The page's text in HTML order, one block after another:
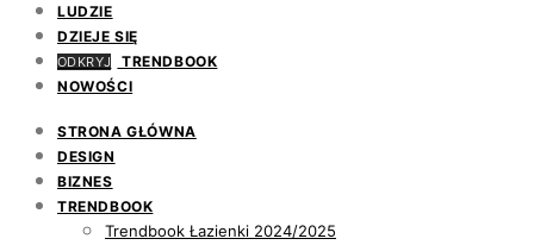
LUDZIE
DZIEJE SIĘ
ODKRYJ
TRENDBOOK
NOWOŚCI
STRONA GŁÓWNA
DESIGN
BIZNES
TRENDBOOK
Trendbook Łazienki 2024/2025